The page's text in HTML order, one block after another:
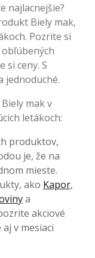
najlacnejšie?
Biely mak,
Pozrite si
si ceny. S
jednoduché.
mak v
letákoch:
produktov,
je, že na
mieste.
ako Kapor,
a
akciové
v mesiaci